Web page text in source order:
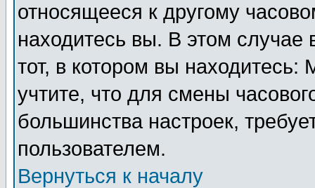
относящееся к другому
находитесь вы. В этом
тот, в котором вы
учтите, что для смены
большинства настроек,
пользователем.
Вернуться к началу